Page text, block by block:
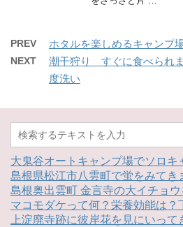
PREV ホタルを楽しめるキャン
NEXT
潮干狩り すぐに食べられ
度洗い
大鬼谷オートキャンプ場でソロキ
島根県松江市八雲町で蛍をみてき
島根奥出雲町 金言寺の大イチョ
マコモダケって何？栄養効能は？
上淀廃寺跡に彼岸花を見にいって